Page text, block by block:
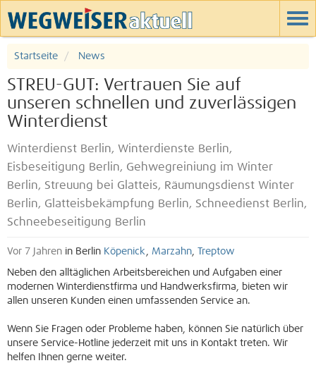
Startseite News
STREU-GUT: Vertrauen Sie auf
unseren schnellen und zuverlässigen
Winterdienst
Winterdienst Berlin, Winterdienste Berlin,
Eisbeseitigung Berlin, Gehwegreiniung im Winter
Berlin, Streuung bei Glatteis, Räumungsdienst Winter
Berlin, Glatteisbekämpfung Berlin, Schneedienst Berlin,
Schneebeseitigung Berlin
Vor 7 Jahren in Berlin Köpenick, Marzahn, Treptow
Neben den alltäglichen Arbeitsbereichen und Aufgaben einer
modernen Winterdienstfirma und Handwerksfirma, bieten wir
allen unseren Kunden einen umfassenden Service an.
Wenn Sie Fragen oder Probleme haben, können Sie natürlich über
unsere Service-Hotline jederzeit mit uns in Kontakt treten. Wir
helfen Ihnen gerne weiter.